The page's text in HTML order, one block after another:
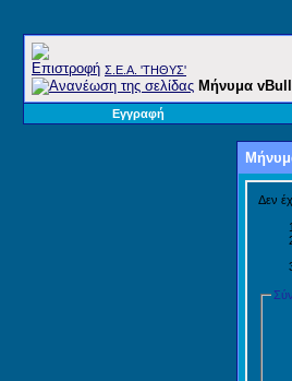
Σ.E.A. 'ΤΗΘΥΣ'
Μήνυμα
Εγγραφή
Δεν